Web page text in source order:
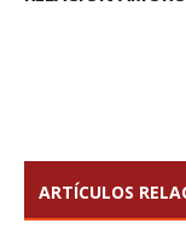
ARTÍCULOS